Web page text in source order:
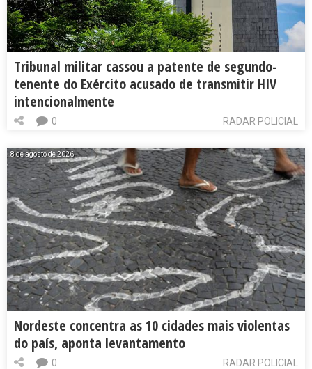
Tribunal militar cassou a patente de segundo-
tenente do Exército acusado de transmitir HIV
intencionalmente
RADAR POLICIAL
0
8 de agosto de 2026
Nordeste concentra as 10 cidades mais violentas
do país, aponta levantamento
RADAR POLICIAL
0